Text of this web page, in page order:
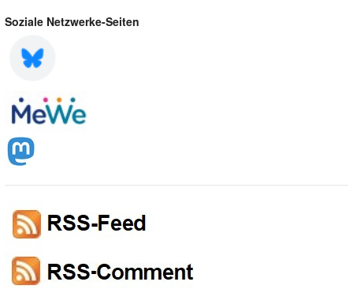
Soziale Netzwerke-Seiten